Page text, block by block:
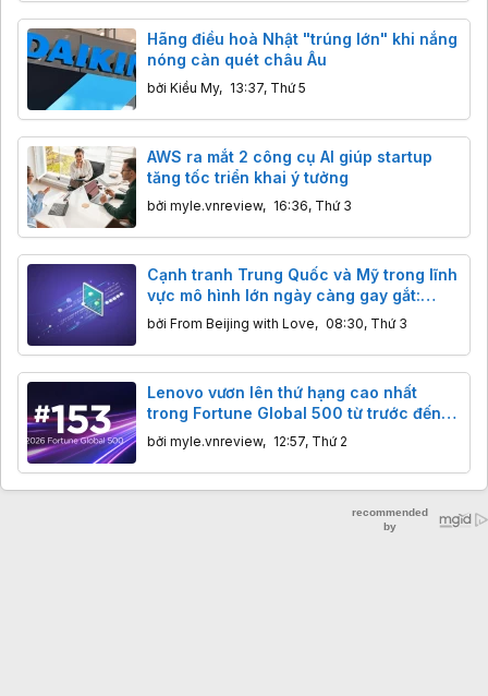
Hãng điều hoà Nhật "trúng lớn" khi nắng
nóng càn quét châu Âu
bởi Kiều My, 13:37, Thứ 5
AWS ra mắt 2 công cụ AI giúp startup
tăng tốc triển khai ý tưởng
bởi myle.vnreview, 16:36, Thứ 3
Cạnh tranh Trung Quốc và Mỹ trong lĩnh
vực mô hình lớn ngày càng gay gắt:
Hàng Mỹ giảm giá mạnh để cạnh tranh
với Kimi và DeepSeek
bởi From Beijing with Love, 08:30, Thứ 3
Lenovo vươn lên thứ hạng cao nhất
trong Fortune Global 500 từ trước đến
nay
bởi myle.vnreview, 12:57, Thứ 2